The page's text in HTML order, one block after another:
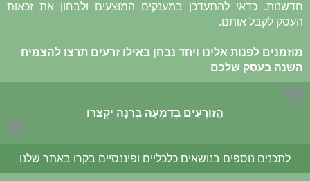
חדשנות. כדאי להתעדכן במענקים המוצעים ולבחון את זכאות
העסק לקבל אותם.
מוזמנים לפנות אלינו ויחד נבחן באילו זרעים תרצו להצמיח
השנה בעסק שלכם
הַזּוֹרְעִים בְּדִמְעָה בְּרִנָּה יִקְצֹרוּ
​לתכנים נוספים בנושאים כלכליים ופיננסיים בקרו באתר שלנו